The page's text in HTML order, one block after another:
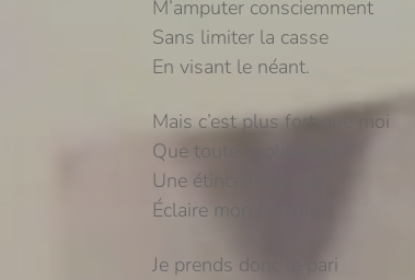
M’amputer consciemment
Sans limiter la casse
En visant le néant.
Mais c’est plus fort que moi
Que toute explication
Une étincelle de joie
Éclaire mon horizon.
Je prends donc le pari